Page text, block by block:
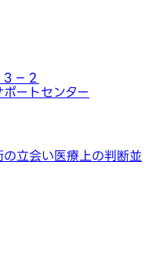
－２
ートセンター
の立会い医療上の判断並